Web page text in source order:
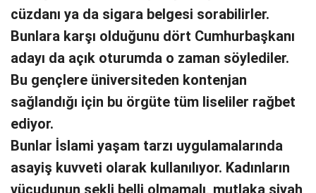
cüzdanı ya da sigara belgesi sorabilirler.
Bunlara karşı olduğunu dört Cumhurbaşkanı
adayı da açık oturumda o zaman söylediler.
Bu gençlere üniversiteden kontenjan
sağlandığı için bu örgüte tüm liseliler rağbet
ediyor.
Bunlar İslami yaşam tarzı uygulamalarında
asayiş kuvveti olarak kullanılıyor. Kadınların
vücudunun şekli belli olmamalı, mutlaka siyah